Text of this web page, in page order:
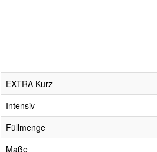
EXTRA Kurz
Intensiv
Füllmenge
Maße